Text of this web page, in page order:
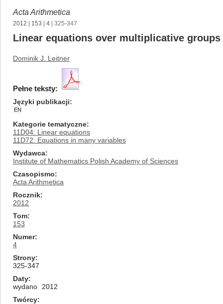
Acta Arithmetica
2012 153 4 | 325-347
Linear equations over multiplicative
Dominik J. Leitner
Pełne teksty:
Języki publikacji
EN
Kategorie tematyczne
11D04: Linear equations
11D72: Equations in many variables
Wydawca
Institute of Mathematics Polish Academy of Sciences
Czasopismo
Acta Arithmetica
Rocznik
2012
Tom
153
Numer
4
Strony
325-347
Daty
wydano
2012
Twórcy